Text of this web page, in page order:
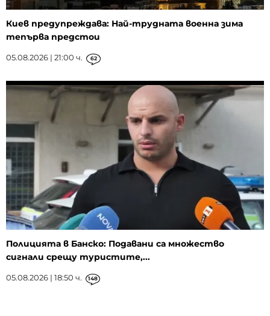
Киев предупреждава: Най-трудната военна зима
тепърва предстои
05.08.2026 | 21:00 ч. 62
Полицията в Банско: Подавани са множество
сигнали срещу туристите,...
05.08.2026 | 18:50 ч. 148